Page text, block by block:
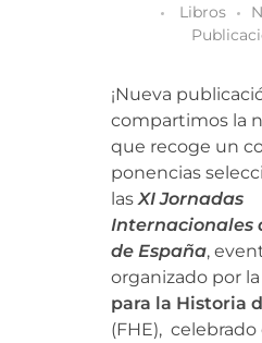
Libros
¡Nueva
compartimos la
que recoge un
ponencias
las XI Jornadas
Internacionales
de España,
organizado por la
para la Historia
(FHE),